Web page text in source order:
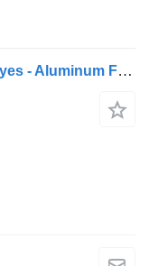
Mercedes-Benz 2015 3229 - AC -5 Eyes - Aluminum Fuel Tanker - ADR